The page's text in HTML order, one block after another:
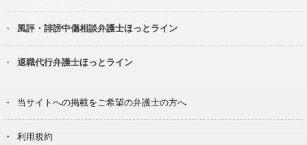
風評・誹謗中傷相談弁護士ほっとライン
退職代行弁護士ほっとライン
当サイトへの掲載をご希望の弁護士の方へ
利用規約